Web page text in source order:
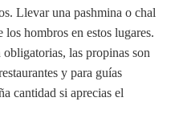
Llevar una pashmina o chal
hombros en estos lugares.
las propinas son
y para guías
cantidad si aprecias el